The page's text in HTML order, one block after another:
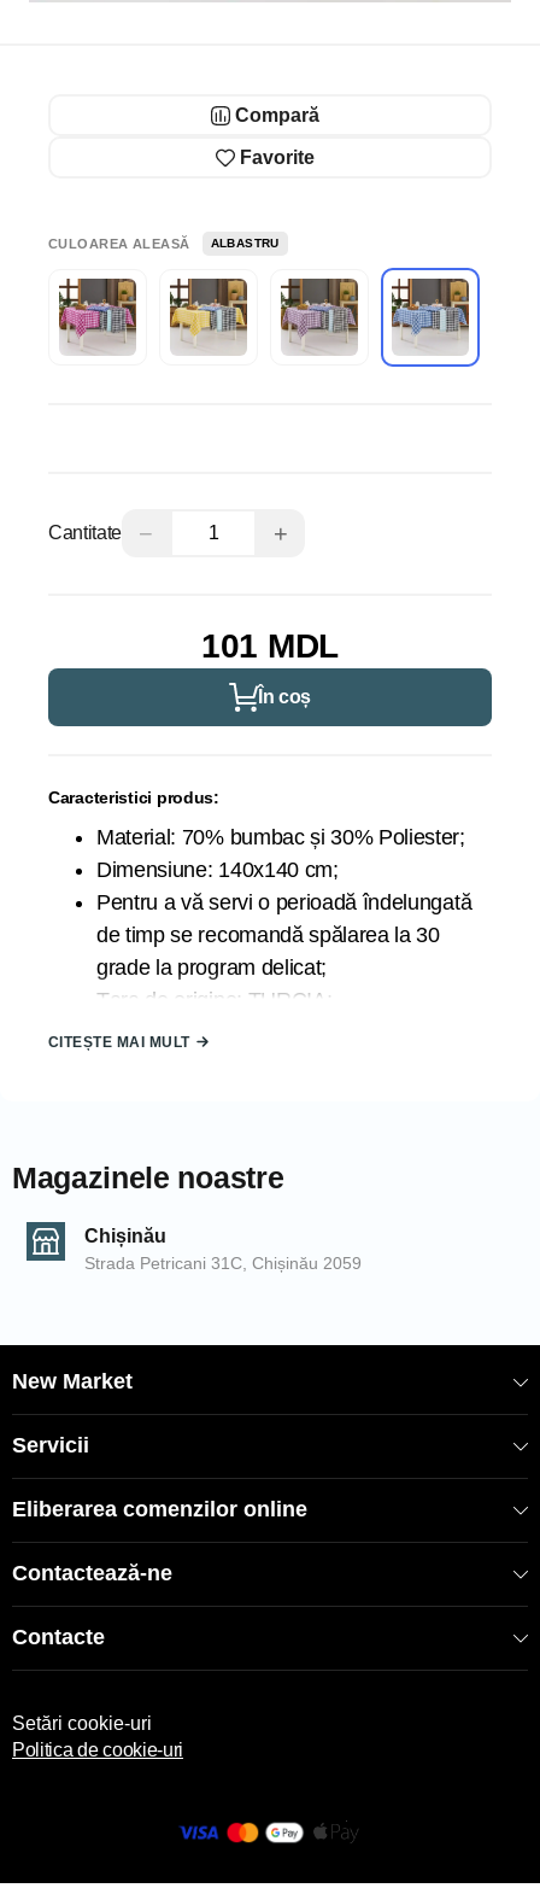
Compară
Favorite
CULOAREA ALEASĂ ALBASTRU
Cantitate − +
101 MDL
În coș
Caracteristici produs:
Material: 70% bumbac și 30% Poliester;
Dimensiune: 140x140 cm;
Pentru a vă servi o perioadă îndelungată
de timp se recomandă spălarea la 30
grade la program delicat;
Țara de origine: TURCIA;
EAN: 8681942503976
SKU: 03976
CITEȘTE MAI MULT
Magazinele noastre
Chișinău
Strada Petricani 31C, Chișinău 2059
New Market
Servicii
Eliberarea comenzilor online
Contactează-ne
Contacte
Setări cookie-uri
Politica de cookie-uri